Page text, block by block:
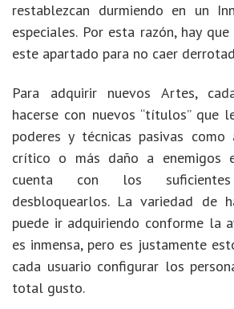
restablezcan durmiendo en un
especiales. Por esta razón, hay
este apartado para no caer
Para adquirir nuevos Artes,
hacerse con nuevos “títulos” que
poderes y técnicas pasivas
crítico o más daño a enemigos
cuenta con los
desbloquearlos. La variedad de
puede ir adquiriendo conforme la
es inmensa, pero es justamente
cada usuario configurar los
total gusto.